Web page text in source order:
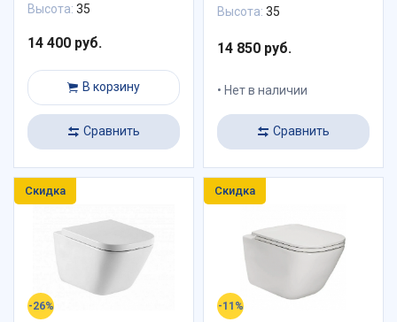
Высота: 35
14 400 руб.
В корзину
Сравнить
Высота: 35
14 850 руб.
Нет в наличии
Сравнить
Скидка
-26%
Скидка
-11%